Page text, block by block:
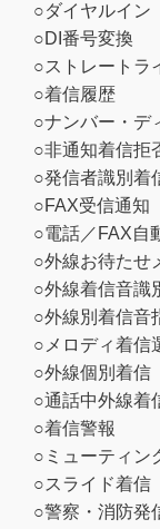
○ダイヤルイン
○DI番号変換
○ストレートラ
○着信履歴
○ナンバー・デ
○非通知着信拒
○発信者識別着
○FAX受信通知
○電話／FAX自
○外線お待たせ
○外線着信音識
○外線別着信音
○メロディ着信
○外線個別着信
○通話中外線着
○着信警報
○ミューティン
○スライド着信
○警察・消防発